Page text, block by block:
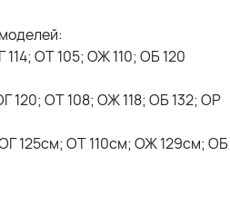
ОТ 105; ОЖ 110; ОБ 120
120; ОТ 108; ОЖ 118; ОБ 132; ОР
125см; ОТ 110см; ОЖ 129см; ОБ